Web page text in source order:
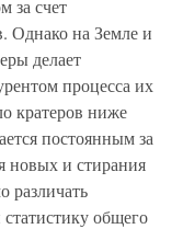
за счет
Однако на Земле и
делает
процесса их
кратеров ниже
постоянным за
новых и стирания
различать
общего